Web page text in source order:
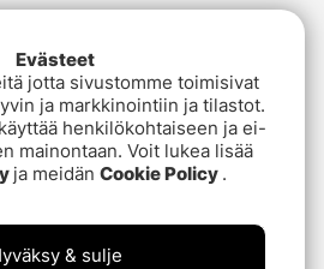
Evästeet
jotta sivustomme toimisivat
ja markkinointiin ja tilastot.
henkilökohtaiseen ja ei-
mainontaan. Voit lukea lisää
ja meidän Cookie Policy .
& sulje